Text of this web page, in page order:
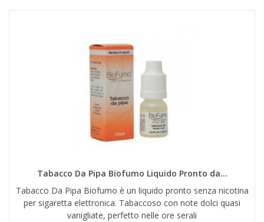
Tabacco Da Pipa Biofumo Liquido Pronto da...
Tabacco Da Pipa Biofumo è un liquido pronto senza nicotina
per sigaretta elettronica. Tabaccoso con note dolci quasi
vanigliate, perfetto nelle ore serali